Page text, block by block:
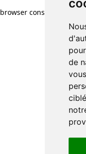
de
browser console for more